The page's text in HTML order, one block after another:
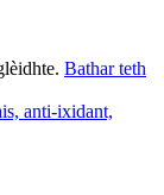
Bathar teth
anti-ixidant,